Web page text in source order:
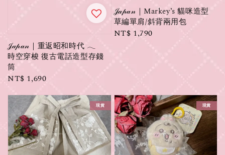
𝒥𝒶𝓅𝒶𝓃｜重返昭和時代 𓂃
時空穿梭 復古電話造型存錢
筒
Regular
price
NT$ 1,690
𝒥𝒶𝓅𝒶𝓃｜Markey’s 貓咪造型
草編單肩/斜背兩用包
Regular
NT$ 1,790
現貨 現貨